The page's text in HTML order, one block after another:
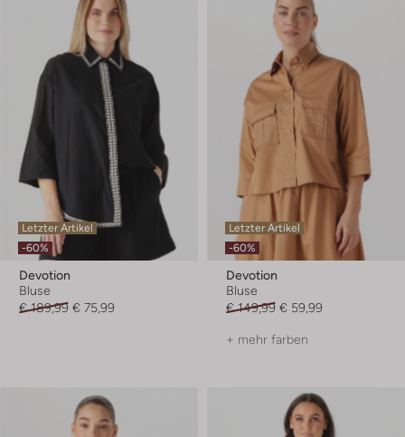
Letzter Artikel
-60%
Devotion
Bluse
€ 189,99 € 75,99
Letzter Artikel
-60%
Devotion
Bluse
€ 149,99 € 59,99
+ mehr farben